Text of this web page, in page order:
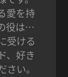
愛を持
役は…
受ける
、好き
い。